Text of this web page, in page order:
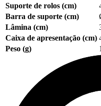
Suporte de rolos (cm)
Barra de suporte (cm)
Lâmina (cm)
Caixa de apresentação (cm)
Peso (g)